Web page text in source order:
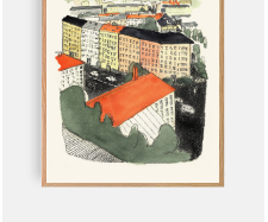
valinnat
tuotteen